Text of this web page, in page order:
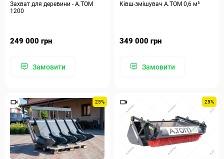
Захват для деревини - А.ТОМ
1200
249 000 грн
Замовити
Ківш-змішувач А.ТОМ 0,6 м³
349 000 грн
Замовити
25% 25%